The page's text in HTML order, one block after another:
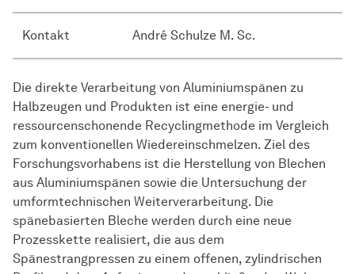
Kontakt André Schulze M. Sc.
Die direkte Verarbeitung von Aluminiumspänen zu
Halbzeugen und Produkten ist eine energie- und
ressourcenschonende Recyclingmethode im Vergleich
zum konventionellen Wiedereinschmelzen. Ziel des
Forschungsvorhabens ist die Herstellung von Blechen
aus Aluminiumspänen sowie die Untersuchung der
umformtechnischen Weiterverarbeitung. Die
spänebasierten Bleche werden durch eine neue
Prozesskette realisiert, die aus dem
Spänestrangpressen zu einem offenen, zylindrischen